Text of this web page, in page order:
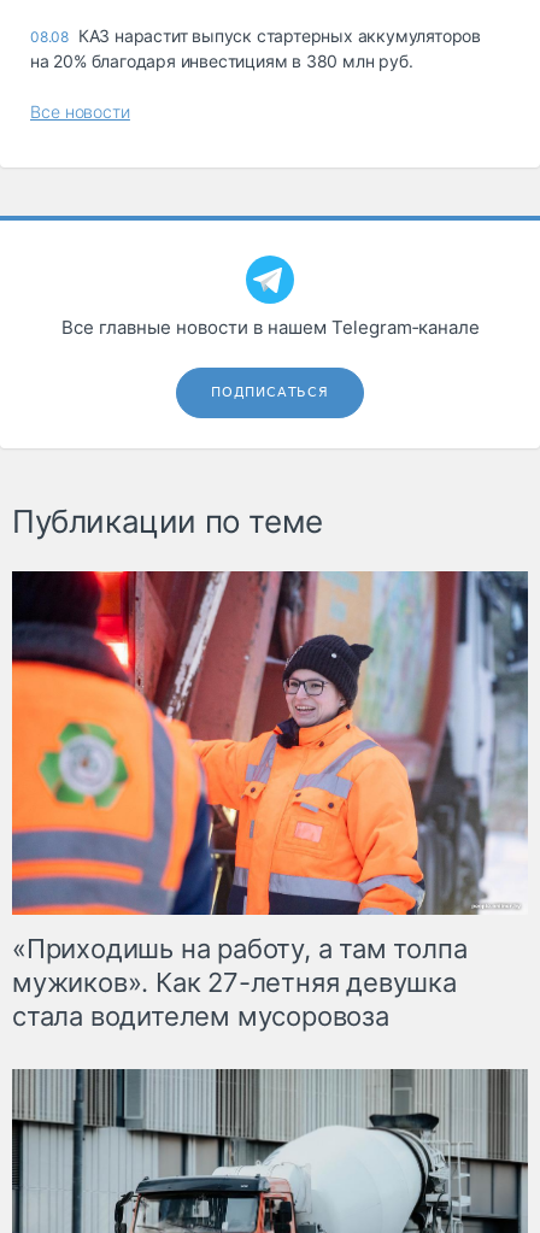
08.08 КАЗ нарастит выпуск стартерных аккумуляторов
на 20% благодаря инвестициям в 380 млн руб.
Все новости
Все главные новости в нашем Telegram‑канале
ПОДПИСАТЬСЯ
Публикации по теме
«Приходишь на работу, а там толпа
мужиков». Как 27-летняя девушка
стала водителем мусоровоза